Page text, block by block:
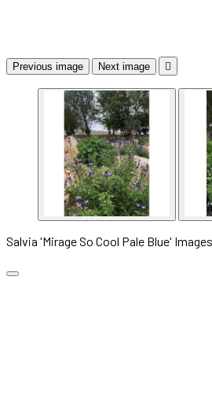
Previous image Next image 
Salvia 'Mirage So Cool Pale Blue' Images